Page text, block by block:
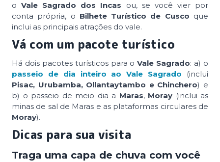
oVale Sagrado dos Incas ou, se você vier por
conta própria, o Bilhete Turístico de Cusco que
inclui as principais atrações do vale.
Vá com um pacote turístico
Há dois pacotes turísticos para oVale Sagrado: a) o
passeio de dia inteiro ao Vale Sagrado
(inclui
Pisac, Urubamba, Ollantaytambo e Chinchero) e
b) o passeio de meio dia a Maras, Moray (inclui as
minas de sal de Maras e as plataformas circulares de
Moray).
Dicas para sua visita
Traga uma capa de chuva com você